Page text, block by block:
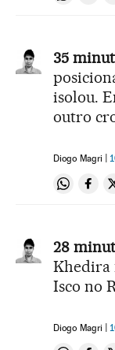
35
isolou.
outro
Diogo Magri
28
Khedira
Isco no
Diogo Magri